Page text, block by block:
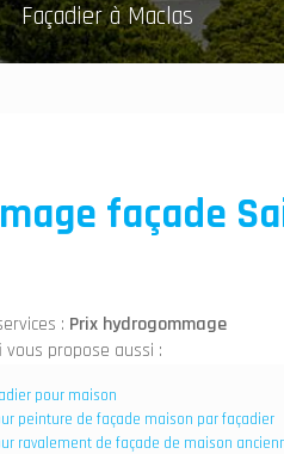
Façadier à Maclas
façade
: Prix hydrogommage
vous propose aussi :
pour maison
peinture de façade maison par façadier
ravalement de façade de maison